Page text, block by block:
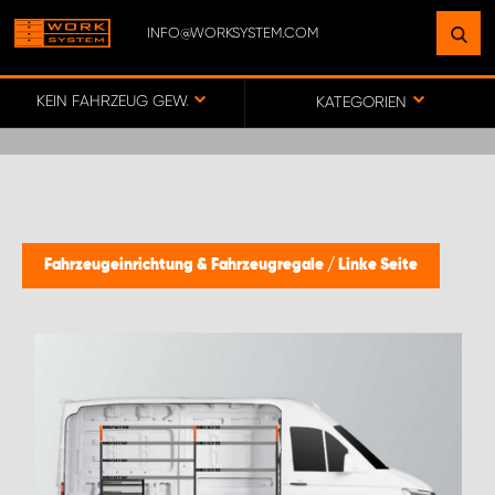
INFO@WORKSYSTEM.COM
KEIN FAHRZEUG GEWÄHLT KATEGORIEN
Fahrzeugeinrichtung & Fahrzeugregale / Linke Seite
FINDEN SIE EINEN STANDORT
IN IHRER NÄHE
KEY ACCOUNT GERMANY
WORK SYSTEM FRANKFURT (MAIN)